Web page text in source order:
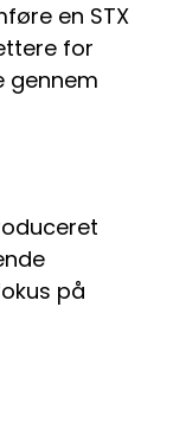
en STX
for
gennem
på